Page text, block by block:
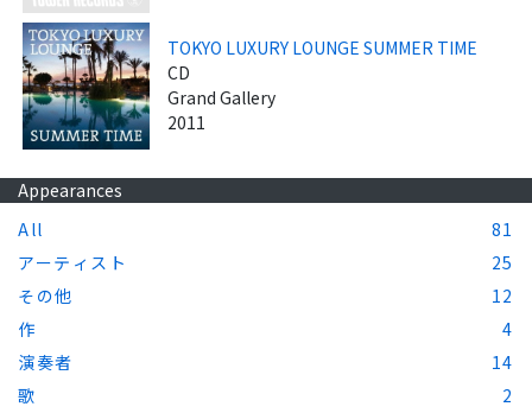
TOKYO LUXURY LOUNGE SUMMER TIME
CD
Grand Gallery
2011
Appearances
All
81
アーティスト
25
その他
12
作
4
演奏者
14
歌
2